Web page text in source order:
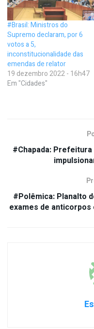
#Brasil: Ministros do
Supremo declaram, por 6
votos a 5,
inconstitucionalidade das
emendas de relator
19 dezembro 2022 - 16h47
Em "Cidades"
#Chapada:
#Polêmica: Planalto
exames de